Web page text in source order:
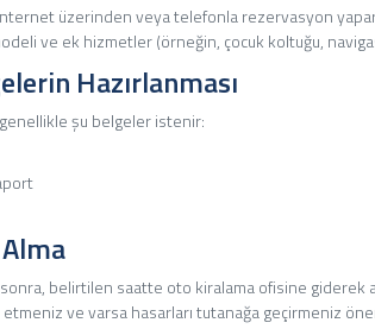
üzerinden veya telefonla rezervasyon
ve ek hizmetler (örneğin, çocuk koltuğu,
Hazırlanması
şu belgeler istenir:
belirtilen saatte oto kiralama ofisine giderek
ve varsa hasarları tutanağa geçirmeniz